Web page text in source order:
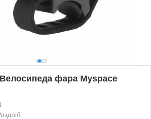
фара Myspace